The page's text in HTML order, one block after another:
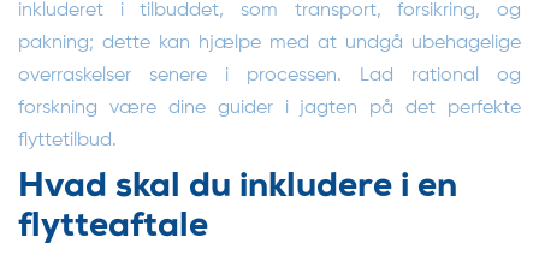
inkluderet i tilbuddet, som transport, forsikring, og
pakning; dette kan hjælpe med at undgå ubehagelige
overraskelser senere i processen. Lad rational og
forskning være dine guider i jagten på det perfekte
flyttetilbud.
Hvad skal du inkludere i en
flytteaftale